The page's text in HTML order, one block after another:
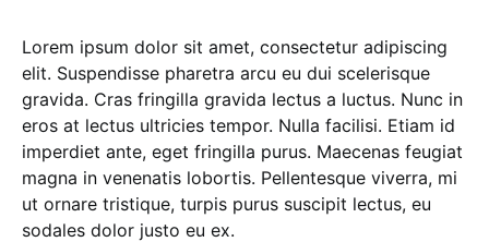
Lorem ipsum dolor sit amet, consectetur adipiscing
elit. Suspendisse pharetra arcu eu dui scelerisque
gravida. Cras fringilla gravida lectus a luctus. Nunc in
eros at lectus ultricies tempor. Nulla facilisi. Etiam id
imperdiet ante, eget fringilla purus. Maecenas feugiat
magna in venenatis lobortis. Pellentesque viverra, mi
ut ornare tristique, turpis purus suscipit lectus, eu
sodales dolor justo eu ex.